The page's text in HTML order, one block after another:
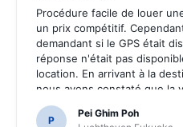
Procédure facile de louer
un prix compétitif.
demandant si le GPS était
réponse n'était pas
location. En arrivant à la
nous avons constaté que la
était équipée du GPS.Il aurait
terrible si nous avions décidé
P
Pei Ghim Poh